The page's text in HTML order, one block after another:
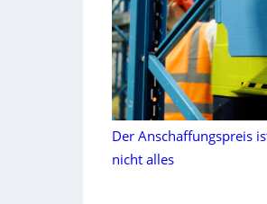
Der Anschaffungspreis
nicht alles